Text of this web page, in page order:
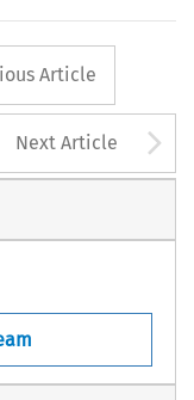
button
Article
Next Article